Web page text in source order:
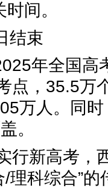
间。
结束
年全国高
点，35.5万
万人。同
。
行新高考，
/理科综合”